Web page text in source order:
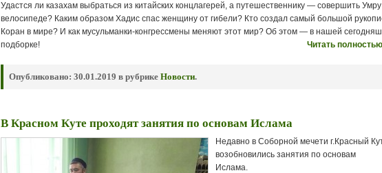
Удастся ли казахам выбраться из китайских концлагерей, а путешественнику — совершить
велосипеде? Каким образом Хадис спас женщину от гибели? Кто создал самый большой
Коран в мире? И как мусульманки-конгрессмены меняют этот мир? Об этом — в нашей
подборке!
Читать
Опубликовано: 30.01.2019 в рубрике Новости.
В Красном Куте проходят занятия по основам Ислама
Недавно в Соборной мечети г.Красный
возобновились занятия по основам
Ислама.